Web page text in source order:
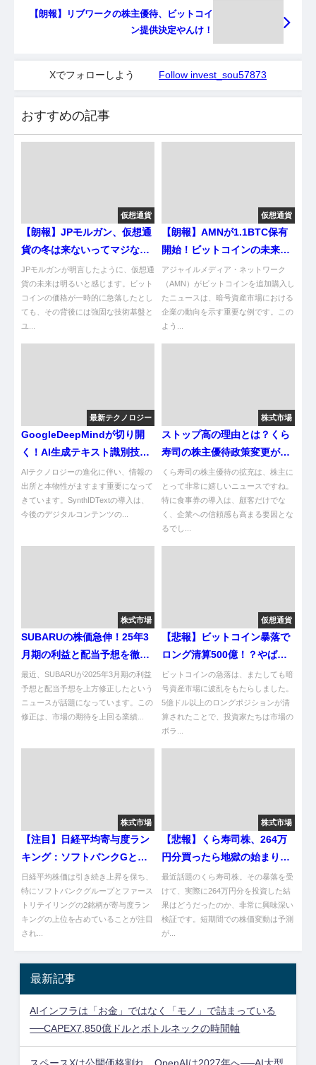
【朗報】リブワークの株主優待、ビットコイ
ン提供決定やんけ！
Xでフォローしよう Follow invest_sou57873
おすすめの記事
仮想通貨
【朗報】JPモルガン、仮想通
貨の冬は来ないってマジな
ん？
JPモルガンが明言したように、仮想通
貨の未来は明るいと感じます。ビット
コインの価格が一時的に急落したとし
ても、その背後には強固な技術基盤と
ユ...
仮想通貨
【朗報】AMNが1.1BTC保有
開始！ビットコインの未来に
ついて考えよう！
アジャイルメディア・ネットワーク
（AMN）がビットコインを追加購入し
たニュースは、暗号資産市場における
企業の動向を示す重要な例です。この
よう...
最新テクノロジー
GoogleDeepMindが切り開
く！AI生成テキスト識別技術
の最新情報
AIテクノロジーの進化に伴い、情報の
出所と本物性がますます重要になって
きています。SynthIDTextの導入は、
今後のデジタルコンテンツの...
株式市場
ストップ高の理由とは？くら
寿司の株主優待政策変更が示
す未来
くら寿司の株主優待の拡充は、株主に
とって非常に嬉しいニュースですね。
特に食事券の導入は、顧客だけでな
く、企業への信頼感も高まる要因とな
るでし...
株式市場
SUBARUの株価急伸！25年3
月期の利益と配当予想を徹底
分析
最近、SUBARUが2025年3月期の利益
予想と配当予想を上方修正したという
ニュースが話題になっています。この
修正は、市場の期待を上回る業績...
仮想通貨
【悲報】ビットコイン暴落で
ロング清算500億！？やばい
やろがい！
ビットコインの急落は、またしても暗
号資産市場に波乱をもたらしました。
5億ドル以上のロングポジションが清
算されたことで、投資家たちは市場の
ボラ...
株式市場
【注目】日経平均寄与度ラン
キング：ソフトバンクGとフ
ァーストリテの影響を探る
日経平均株価は引き続き上昇を保ち、
特にソフトバンクグループとファース
トリテイリングの2銘柄が寄与度ラン
キングの上位を占めていることが注目
され...
株式市場
【悲報】くら寿司株、264万
円分買ったら地獄の始まり
や！
最近話題のくら寿司株。その暴落を受
けて、実際に264万円分を投資した結
果はどうだったのか、非常に興味深い
検証です。短期間での株価変動は予測
が...
最新記事
AIインフラは「お金」ではなく「モノ」で詰まっている
──CAPEX7,850億ドルとボトルネックの時間軸